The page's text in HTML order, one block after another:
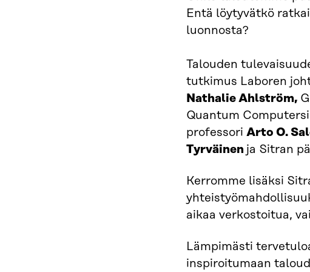
Entä löytyvätkö
luonnosta?
Talouden
tutkimus Laboren
Nathalie Ahlström,
Quantum
professori Arto O.
Tyrväinen ja Sitran
Kerromme lisäksi
aikaa verkostoitua,
Lämpimästi
inspiroitumaan